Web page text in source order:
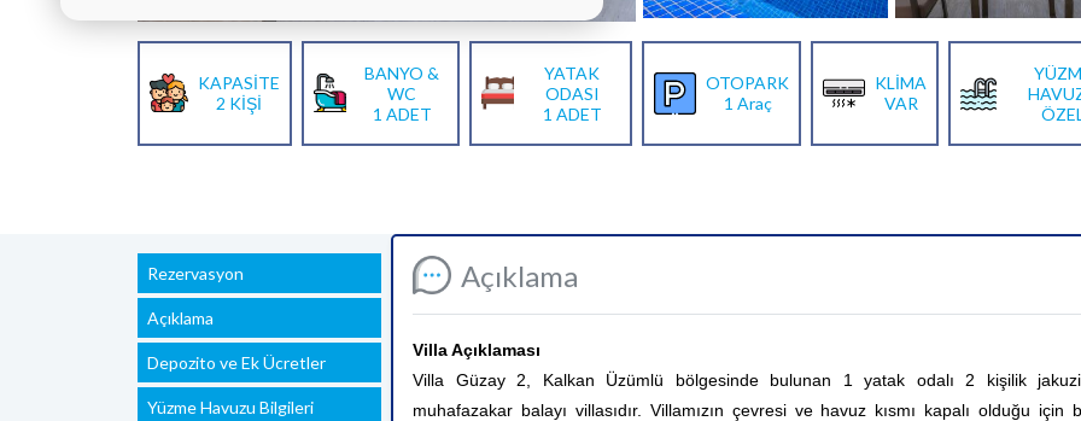
KAPASİTE
2 KİŞİ
BANYO &
WC
1 ADET
YATAK
ODASI
1 ADET
OTOPARK
1 Araç
KLİMA
VAR
Rezervasyon
Açıklama
Depozito ve Ek Ücretler
Yüzme Havuzu Bilgileri
Açıklama
Villa Açıklaması
Villa Güzay 2 , Kalkan Üzümlü bölgesinde bulunan 1 yatak odalı 2 kişilik
muhafazakar balayı villasıdır. Villamızın çevresi ve havuz kısmı kapalı olduğu için